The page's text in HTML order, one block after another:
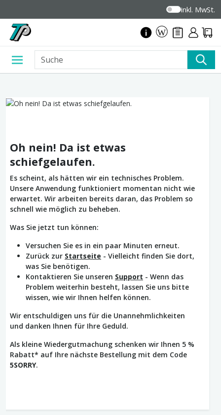
inkl. MwSt.
Oh nein! Da ist etwas
schiefgelaufen.
Es scheint, als hätten wir ein technisches Problem.
Unsere Anwendung funktioniert momentan nicht wie
erwartet. Wir arbeiten bereits daran, das Problem so
schnell wie möglich zu beheben.
Was Sie jetzt tun können:
Versuchen Sie es in ein paar Minuten erneut.
Zurück zur Startseite - Vielleicht finden Sie dort,
was Sie benötigen.
Kontaktieren Sie unseren Support - Wenn das
Problem weiterhin besteht, lassen Sie uns bitte
wissen, wie wir Ihnen helfen können.
Wir entschuldigen uns für die Unannehmlichkeiten
und danken Ihnen für Ihre Geduld.
Als kleine Wiedergutmachung schenken wir Ihnen 5 %
Rabatt* auf Ihre nächste Bestellung mit dem Code
5SORRY.